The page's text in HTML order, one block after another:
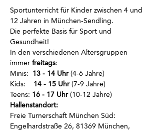
Sportunterricht für Kinder zwischen 4 und
12 Jahren in München-Sendling.
Die perfekte Basis für Sport und
Gesundheit!
In den verschiedenen Altersgruppen
immer freitags:
Minis: 13 - 14 Uhr (4-6 Jahre)
Kids: 14 - 15 Uhr (7-9 Jahre)
Teens: 16 - 17 Uhr (10-12 Jahre)
Hallenstandort:
Freie Turnerschaft München Süd:
Engelhardstraße 26, 81369 München,